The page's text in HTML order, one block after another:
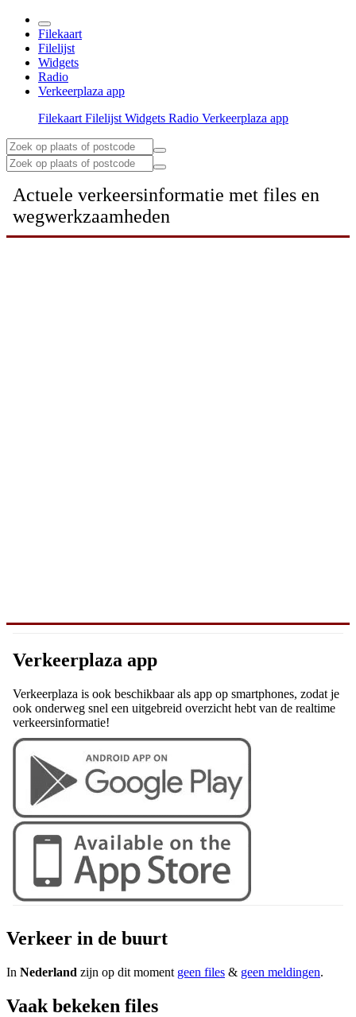
Filekaart
Filelijst
Widgets
Radio
Verkeerplaza app
Filekaart Filelijst Widgets Radio Verkeerplaza app
Actuele verkeersinformatie met files en
wegwerkzaamheden
Verkeerplaza app
Verkeerplaza is ook beschikbaar als app op smartphones, zodat je
ook onderweg snel een uitgebreid overzicht hebt van de realtime
verkeersinformatie!
Verkeer in de buurt
In Nederland zijn op dit moment geen files & geen meldingen.
Vaak bekeken files